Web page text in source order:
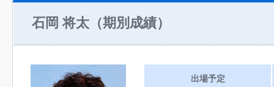
石岡 将太（期別成績）
出場予定